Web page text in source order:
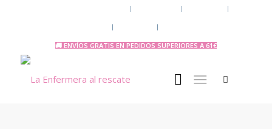
🚚 ENVÍOS GRATIS EN PEDIDOS SUPERIORES A 61€